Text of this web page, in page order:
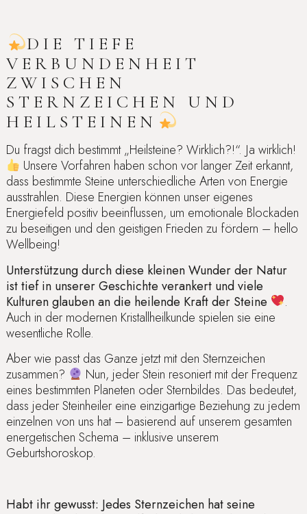
DIE TIEFE
VERBUNDENHEIT
ZWISCHEN
STERNZEICHEN UND
HEILSTEINEN
Du fragst dich bestimmt „Heilsteine? Wirklich?!“. Ja wirklich!
Unsere Vorfahren haben schon vor langer Zeit erkannt,
dass bestimmte Steine unterschiedliche Arten von Energie
ausstrahlen. Diese Energien können unser eigenes
Energiefeld positiv beeinflussen, um emotionale Blockaden
zu beseitigen und den geistigen Frieden zu fördern – hello
Wellbeing!
Unterstützung durch diese kleinen Wunder der Natur
ist tief in unserer Geschichte verankert und viele
Kulturen glauben an die heilende Kraft der Steine
.
Auch in der modernen Kristallheilkunde spielen sie eine
wesentliche Rolle.
Aber wie passt das Ganze jetzt mit den Sternzeichen
zusammen?
Nun, jeder Stein resoniert mit der Frequenz
eines bestimmten Planeten oder Sternbildes. Das bedeutet,
dass jeder Steinheiler eine einzigartige Beziehung zu jedem
einzelnen von uns hat – basierend auf unserem gesamten
energetischen Schema – inklusive unserem
Geburtshoroskop.
Habt ihr gewusst: Jedes Sternzeichen hat seine